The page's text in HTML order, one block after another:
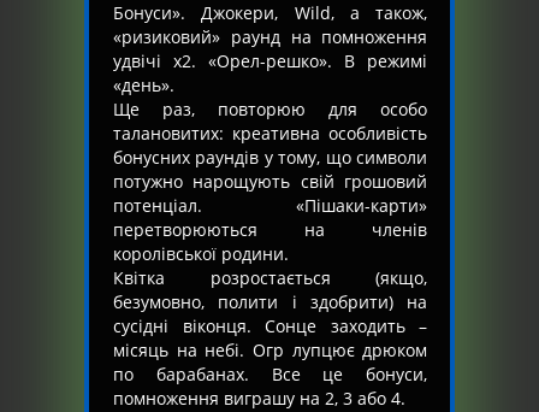
Бонуси». Джокери, Wild, а також,
«ризиковий» раунд на помноження
удвічі х2. «Орел-решко». В режимі
«день».
Ще раз, повторюю для особо
талановитих: креативна особливість
бонусних раундів у тому, що символи
потужно нарощують свій грошовий
потенціал. «Пішаки-карти»
перетворюються на членів
королівської родини.
Квітка розростається (якщо,
безумовно, полити і здобрити) на
сусідні віконця. Сонце заходить –
місяць на небі. Огр лупцює дрюком
по барабанах. Все це бонуси,
помноження виграшу на 2, 3 або 4.